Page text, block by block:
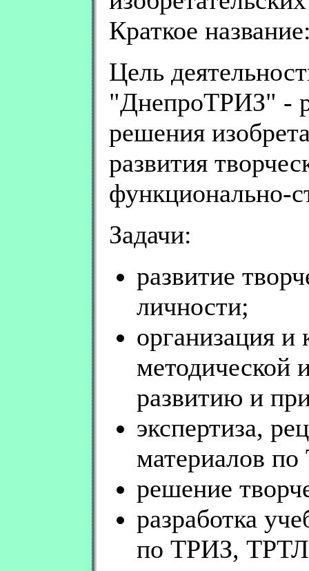
Краткое
Цель
"ДнепроТРИЗ" -
решения
развития
функционально-
Задачи:
развитие
личности;
организация и
методической
развитию и
экспертиза,
материалов
решение
разработка
по ТРИЗ,